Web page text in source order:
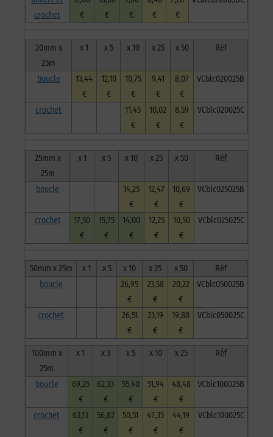
crochet
€
€
€
€
€
20mm x
25m
x 1 x 5 x 10 x 25 x 50 Réf
boucle
13,44
€
12,10
€
10,75
€
9,41
€
8,07
€
VCblc020025B
crochet
11,45
€
10,02
€
8,59
€
VCblc020025C
25mm x
25m
x 1 x 5 x 10 x 25 x 50 Réf
boucle
14,25
€
12,47
€
10,69
€
VCblc025025B
crochet
17,50
€
15,75
€
14,00
€
12,25
€
10,50
€
VCblc025025C
50mm x 25m x 1 x 5 x 10 x 25 x 50
Réf
boucle
26,95
€
23,58
€
20,22
€
VCblc050025B
crochet
26,51
€
23,19
€
19,88
€
VCblc050025C
100mm x
25m
x 1 x 3 x 5 x 10 x 25 Réf
boucle
69,25
€
62,33
€
55,40
€
51,94
€
48,48
€
VCblc100025B
crochet
63,13
€
56,82
€
50,51
€
47,35
€
44,19
€
VCblc100025C